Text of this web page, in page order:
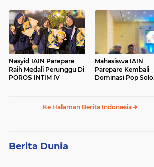
Nasyid IAIN Parepare
Raih Medali Perunggu Di
POROS INTIM IV
Mahasiswa IAIN
Parepare Kembali
Dominasi Pop Solo
Ke Halaman Berita Indonesia
Berita Dunia